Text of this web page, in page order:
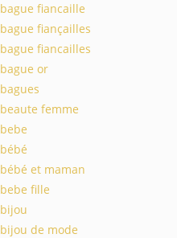
bague fiancaille
bague fiançailles
bague fiancailles
bague or
bagues
beaute femme
bebe
bébé
bébé et maman
bebe fille
bijou
bijou de mode